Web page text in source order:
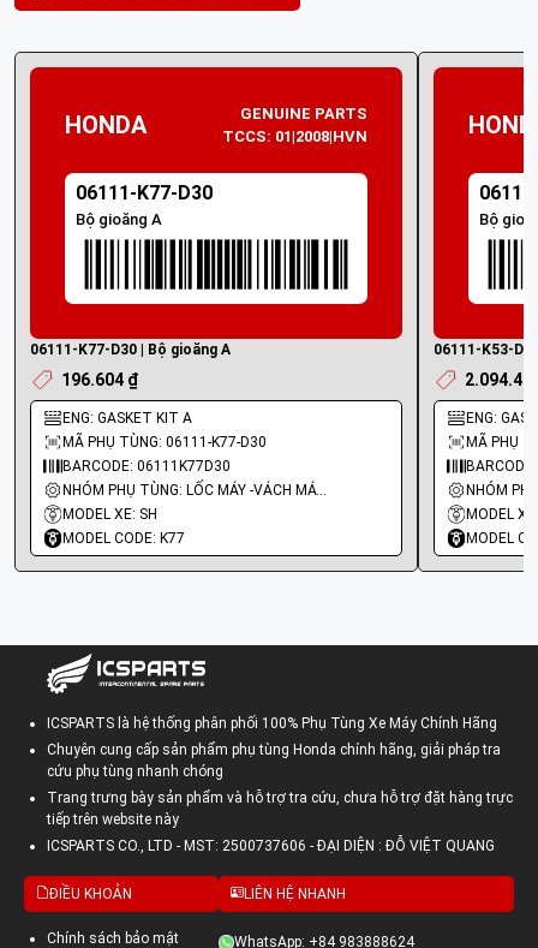
HONDA
GENUINE PARTS
TCCS: 01|2008|HVN
06111-K77-D30
Bộ gioăng A
06111-K77-D30 | Bộ gioăng A
196.604 ₫
ENG: GASKET KIT A
MÃ PHỤ TÙNG: 06111-K77-D30
BARCODE: 06111K77D30
NHÓM PHỤ TÙNG: LỐC MÁY -VÁCH MÁY - GIOĂNG MÁY
MODEL XE: SH
MODEL CODE: K77
Bộ
06111-K53-
ENG:
MÃ PHỤ
MODEL
MODEL
ICSPARTS là hệ thống phân phối 100% Phụ Tùng Xe Máy Chính Hãng
Chuyên cung cấp sản phẩm phụ tùng Honda chính hãng, giải pháp tra
cứu phụ tùng nhanh chóng
Trang trưng bày sản phẩm và hỗ trợ tra cứu, chưa hỗ trợ đặt hàng trực
tiếp trên website này
ICSPARTS CO., LTD - MST: 2500737606 - ĐẠI DIỆN : ĐỖ VIỆT QUANG
ĐIỀU KHOẢN
Chính sách bảo mật
LIÊN HỆ NHANH
WhatsApp: +84 983888624